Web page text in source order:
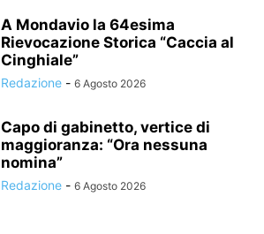
A Mondavio la 64esima
Rievocazione Storica “Caccia al
Cinghiale”
Redazione - 6 Agosto 2026
Capo di gabinetto, vertice di
maggioranza: “Ora nessuna
nomina”
Redazione - 6 Agosto 2026